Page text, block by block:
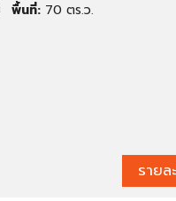
พื้นที่: 70 ตร.ว.
รายล